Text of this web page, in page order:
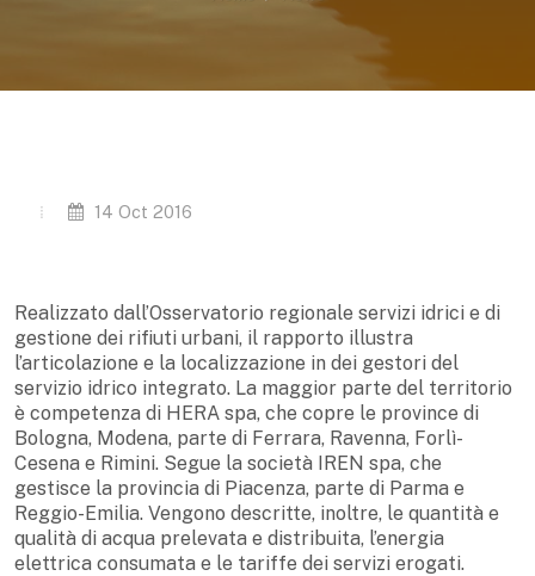
14 Oct 2016
Realizzato dall’Osservatorio regionale servizi idrici e di
gestione dei rifiuti urbani, il rapporto illustra
l’articolazione e la localizzazione in dei gestori del
servizio idrico integrato. La maggior parte del territorio
è competenza di HERA spa, che copre le province di
Bologna, Modena, parte di Ferrara, Ravenna, Forlì-
Cesena e Rimini. Segue la società IREN spa, che
gestisce la provincia di Piacenza, parte di Parma e
Reggio-Emilia. Vengono descritte, inoltre, le quantità e
qualità di acqua prelevata e distribuita, l’energia
elettrica consumata e le tariffe dei servizi erogati.